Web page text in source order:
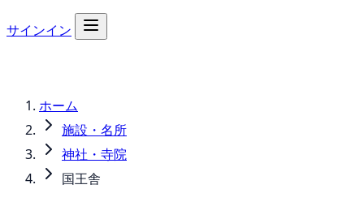
サインイン
ホーム
施設・名所
神社・寺院
国王舎